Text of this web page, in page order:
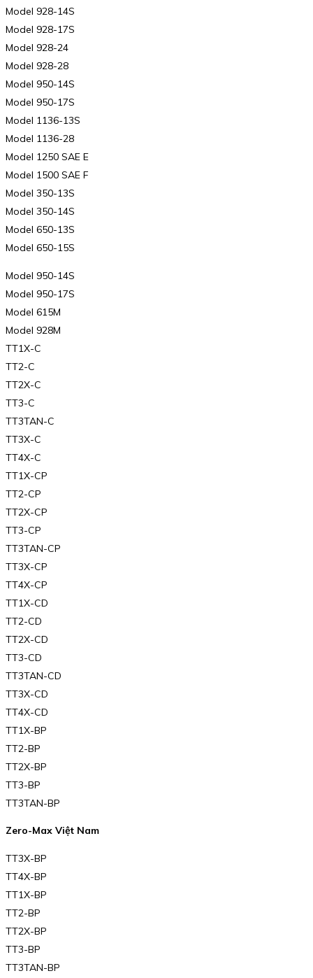
Model 928-14S
Model 928-17S
Model 928-24
Model 928-28
Model 950-14S
Model 950-17S
Model 1136-13S
Model 1136-28
Model 1250 SAE E
Model 1500 SAE F
Model 350-13S
Model 350-14S
Model 650-13S
Model 650-15S
Model 950-14S
Model 950-17S
Model 615M
Model 928M
TT1X-C
TT2-C
TT2X-C
TT3-C
TT3TAN-C
TT3X-C
TT4X-C
TT1X-CP
TT2-CP
TT2X-CP
TT3-CP
TT3TAN-CP
TT3X-CP
TT4X-CP
TT1X-CD
TT2-CD
TT2X-CD
TT3-CD
TT3TAN-CD
TT3X-CD
TT4X-CD
TT1X-BP
TT2-BP
TT2X-BP
TT3-BP
TT3TAN-BP
Zero-Max Việt Nam
TT3X-BP
TT4X-BP
TT1X-BP
TT2-BP
TT2X-BP
TT3-BP
TT3TAN-BP